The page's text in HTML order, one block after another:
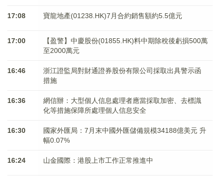
17:08 寶龍地產(01238.HK)7月合約銷售額約5.5億元
17:00
【盈警】中慶股份(01855.HK)料中期除稅後虧損500萬
至2000萬元
16:46
浙江證監局對財通證券股份有限公司採取出具警示函
措施
16:36
網信辦：大型個人信息處理者應當採取加密、去標識
化等措施保障所處理個人信息安全
16:30
國家外匯局：7月末中國外匯儲備規模34188億美元 升
幅0.07%
16:24 山金國際：港股上市工作正常推進中